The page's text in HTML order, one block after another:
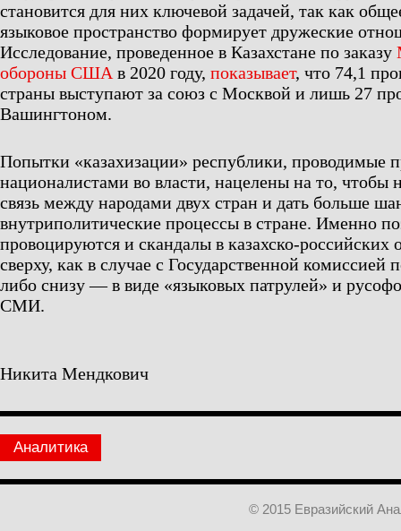
становится для них ключевой задачей, так как
языковое пространство формирует дружеские
Исследование, проведенное в Казахстане по заказу
обороны США в 2020 году, показывает, что 74,1
страны выступают за союз с Москвой и лишь 27
Вашингтоном.
Попытки «казахизации» республики, проводимые
националистами во власти, нацелены на то, чтобы
связь между народами двух стран и дать больше
внутриполитические процессы в стране. Именно
провоцируются и скандалы в казахско-
сверху, как в случае с Государственной комиссией
либо снизу — в виде «языковых патрулей» и
СМИ.
Никита Мендкович
Аналитика
© 2015 Евразийский